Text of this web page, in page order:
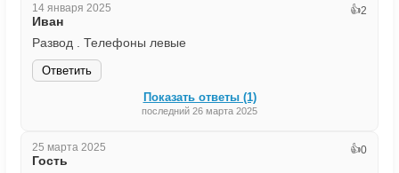
14 января 2025
Иван
👍2
Развод . Телефоны левые
Ответить
Показать ответы (1)
последний 26 марта 2025
25 марта 2025
Гость
👍0